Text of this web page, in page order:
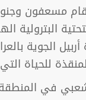
مسعفون وجنود
الجوية
للحياة
في